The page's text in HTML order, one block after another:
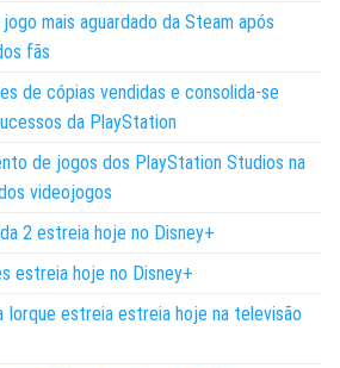
mais aguardado da Steam após
fãs
de cópias vendidas e consolida-se
da PlayStation
de jogos dos PlayStation Studios na
videojogos
2 estreia hoje no Disney+
estreia hoje no Disney+
Iorque estreia estreia hoje na televisão